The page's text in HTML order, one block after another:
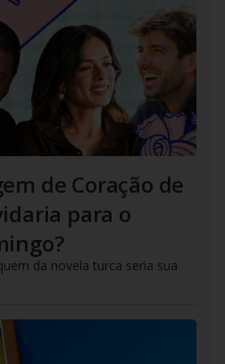
de Coração de
para o
da novela turca seria sua